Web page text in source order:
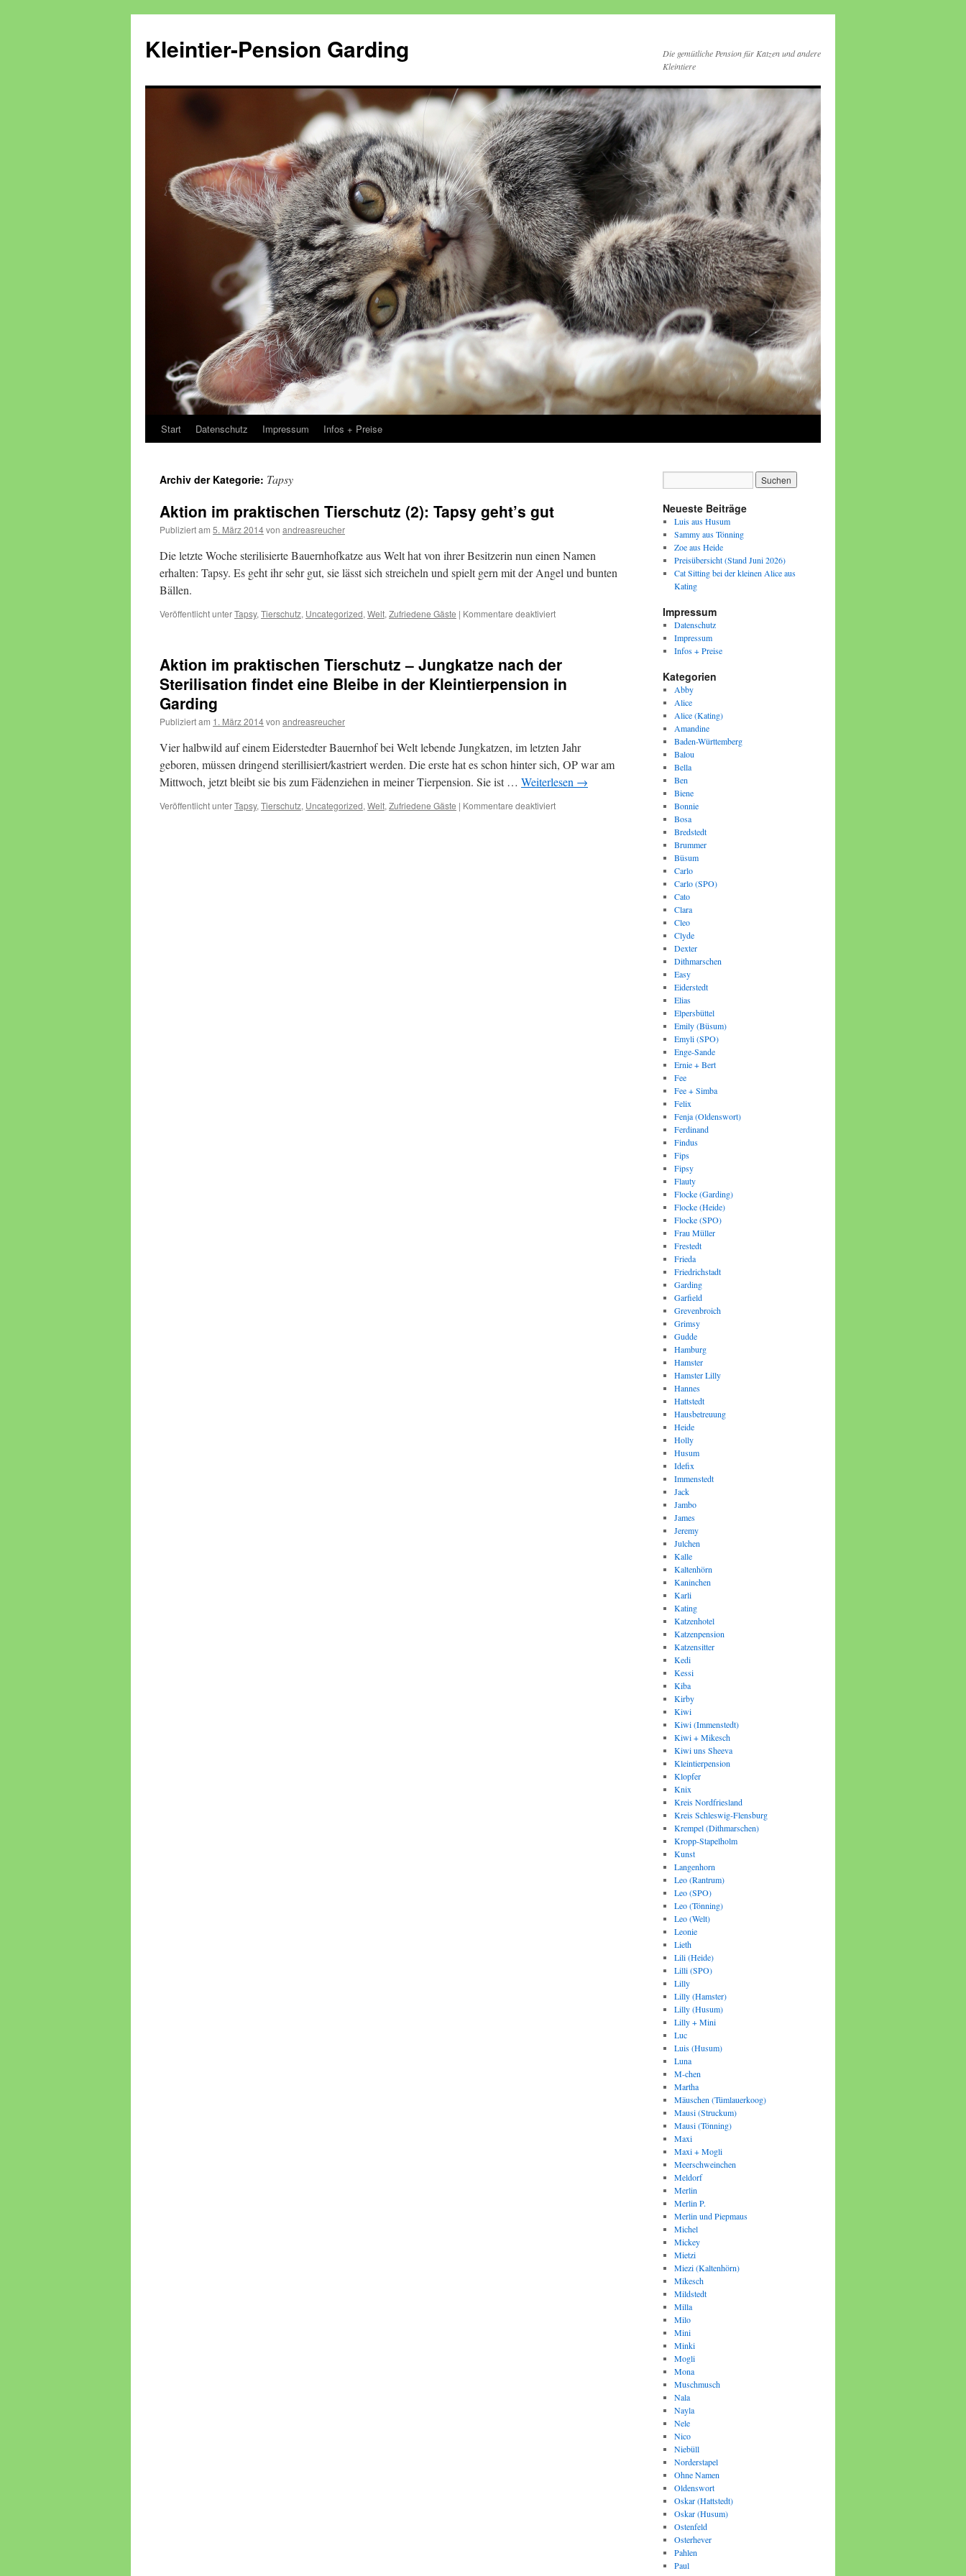
Kleintier-Pension Garding
Die gemütliche Pension für Katzen und andere
Kleintiere
Zum
springen
Start Datenschutz Impressum Infos + Preise
Archiv der Kategorie: Tapsy
Aktion im praktischen Tierschutz (2): Tapsy geht’s gut
Publiziert am 5. März 2014von andreasreucher
Die letzte Woche sterilisierte Bauernhofkatze aus Welt hat von ihrer Besitzerin nun einen Namen
erhalten: Tapsy. Es geht ihr sehr gut, sie lässt sich streicheln und spielt gern mit der Angel und bunten
Bällen.
Veröffentlicht unterTapsy, Tierschutz, Uncategorized, Welt, Zufriedene Gäste | Kommentare deaktiviertfür
Tierschutz
(2):
Tapsy
Aktion im praktischen Tierschutz – Jungkatze nach der
Sterilisation findet eine Bleibe in der Kleintierpension in
Garding
Publiziert am 1. März 2014von andreasreucher
Vier halbwild auf einem Eiderstedter Bauernhof bei Welt lebende Jungkatzen, im letzten Jahr
geboren, müssen dringend sterillisiert/kastriert werden. Die erste hat es schon hinter sich, OP war am
Mittwoch, jetzt bleibt sie bis zum Fädenziehen in meiner Tierpension. Sie ist … Weiterlesen →
Veröffentlicht unterTapsy, Tierschutz, Uncategorized, Welt, Zufriedene Gäste | Kommentare deaktiviertfür
Neueste Beiträge
Luis aus Husum
Sammy aus Tönning
Zoe aus Heide
Preisübersicht (Stand Juni 2026)
Cat Sitting bei der kleinen Alice aus
Kating
Impressum
Datenschutz
Impressum
Infos + Preise
Kategorien
Abby
Alice
Alice (Kating)
Amandine
Baden-Württemberg
Balou
Bella
Ben
Biene
Bonnie
Bosa
Bredstedt
Brummer
Büsum
Carlo
Carlo (SPO)
Cato
Clara
Cleo
Clyde
Dexter
Dithmarschen
Easy
Eiderstedt
Elias
Elpersbüttel
Emily (Büsum)
Emyli (SPO)
Enge-Sande
Ernie + Bert
Fee
Fee + Simba
Felix
Fenja (Oldenswort)
Ferdinand
Findus
Fips
Fipsy
Flauty
Flocke (Garding)
Flocke (Heide)
Flocke (SPO)
Frau Müller
Frestedt
Frieda
Friedrichstadt
Garding
Garfield
Grevenbroich
Grimsy
Gudde
Hamburg
Hamster
Hamster Lilly
Hannes
Hattstedt
Hausbetreuung
Heide
Holly
Husum
Idefix
Immenstedt
Jack
Jambo
James
Jeremy
Julchen
Kalle
Kaltenhörn
Kaninchen
Karli
Kating
Katzenhotel
Katzenpension
Katzensitter
Kedi
Kessi
Kiba
Kirby
Kiwi
Kiwi (Immenstedt)
Kiwi + Mikesch
Kiwi uns Sheeva
Kleintierpension
Klopfer
Knix
Kreis Nordfriesland
Kreis Schleswig-Flensburg
Krempel (Dithmarschen)
Kropp-Stapelholm
Kunst
Langenhorn
Leo (Rantrum)
Leo (SPO)
Leo (Tönning)
Leo (Welt)
Leonie
Lieth
Lili (Heide)
Lilli (SPO)
Lilly
Lilly (Hamster)
Lilly (Husum)
Lilly + Mini
Luc
Luis (Husum)
Luna
M-chen
Martha
Mäuschen (Tümlauerkoog)
Mausi (Struckum)
Mausi (Tönning)
Maxi
Maxi + Mogli
Meerschweinchen
Meldorf
Merlin
Merlin P.
Merlin und Piepmaus
Michel
Mickey
Mietzi
Miezi (Kaltenhörn)
Mikesch
Mildstedt
Milla
Milo
Mini
Minki
Mogli
Mona
Muschmusch
Nala
Nayla
Nele
Nico
Niebüll
Norderstapel
Ohne Namen
Oldenswort
Oskar (Hattstedt)
Oskar (Husum)
Ostenfeld
Osterhever
Pahlen
Paul